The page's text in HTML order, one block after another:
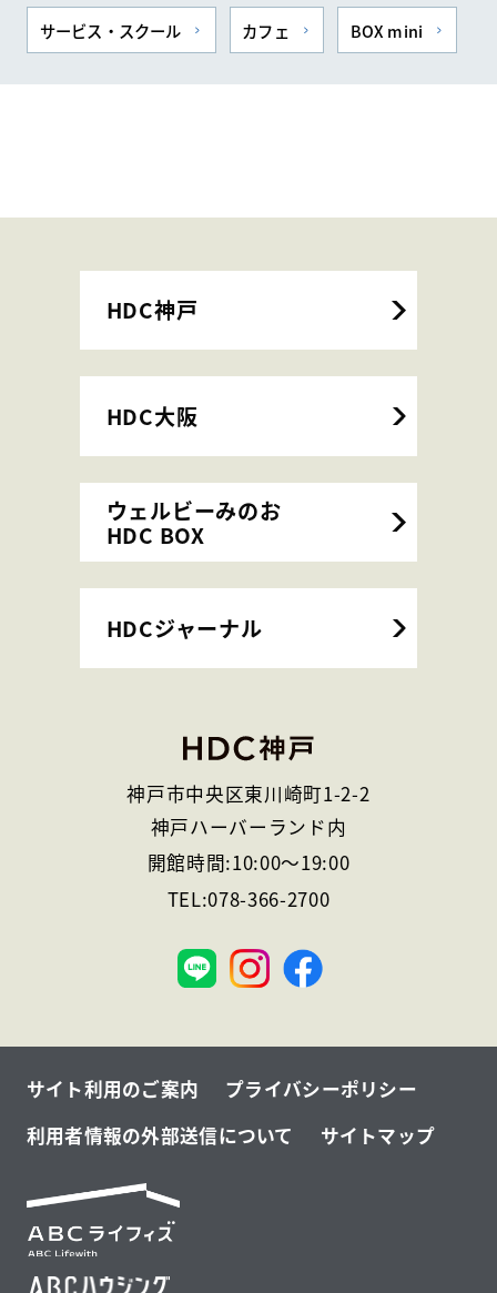
サービス・スクール カフェ BOX mini
HDC神戸
HDC大阪
ウェルビーみのお
HDC BOX
HDCジャーナル
神戸市中央区東川崎町1-2-2
神戸ハーバーランド内
開館時間:10:00～19:00
TEL:078-366-2700
神
戸
サイト利用のご案内
プライバシーポリシー
利用者情報の外部送信について
サイトマップ